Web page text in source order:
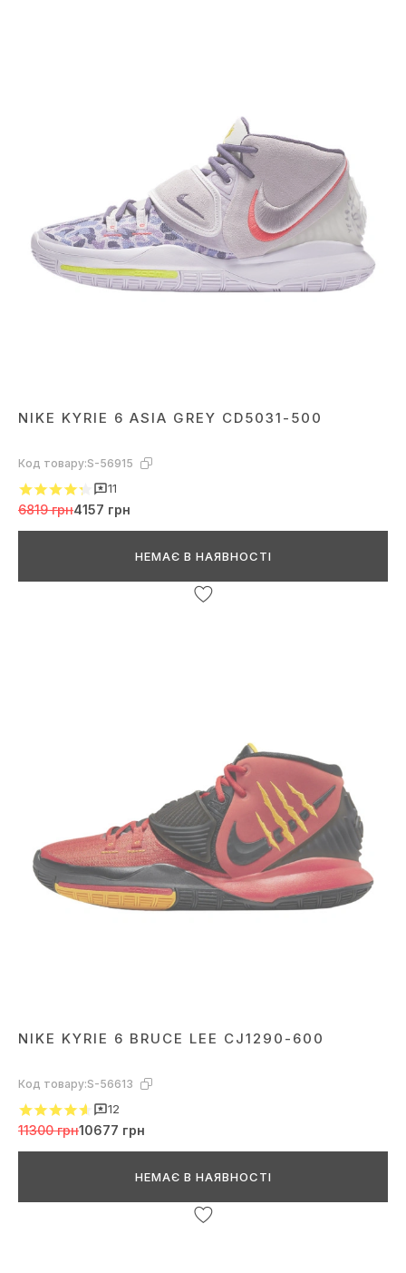
NIKE KYRIE 6 ASIA GREY CD5031-500
Код товару:S-56915
11
6819 грн4157 грн
НЕМАЄ В НАЯВНОСТІ
NIKE KYRIE 6 BRUCE LEE CJ1290-600
Код товару:S-56613
12
11300 грн10677 грн
НЕМАЄ В НАЯВНОСТІ